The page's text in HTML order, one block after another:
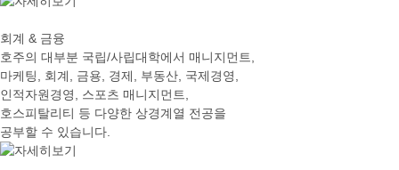
회계 & 금융
호주의 대부분 국립/사립대학에서 매니지먼트,
마케팅, 회계, 금용, 경제, 부동산, 국제경영,
인적자원경영, 스포츠 매니지먼트,
호스피탈리티 등 다양한 상경계열 전공을
공부할 수 있습니다.